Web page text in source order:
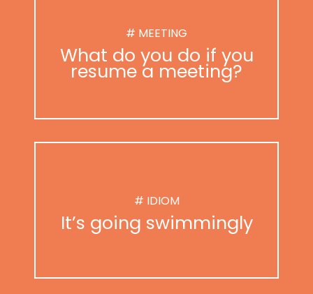
# MEETING
What do you do if you
resume a meeting?
# IDIOM
It’s going swimmingly